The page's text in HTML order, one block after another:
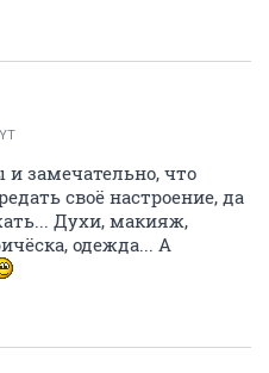
и замечательно, что
своё настроение, да
Духи, макияж,
одежда... А